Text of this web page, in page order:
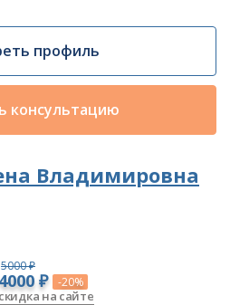
профиль
консультацию
Владимировна
5000 ₽
4000 ₽ -20%
скидка на сайте